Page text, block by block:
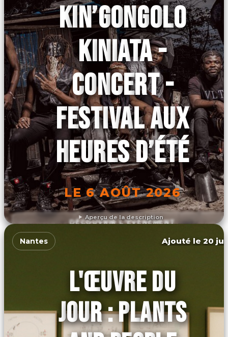
Aperçu de la description
KIN’GONGOLO
KINIATA -
CONCERT -
FESTIVAL AUX
HEURES D’ÉTÉ
LE 6 AOÛT 2026
DÉCOUVRIR L'ÉVÉNEMENT
Nantes Ajouté le 20
L'ŒUVRE DU
JOUR : PLANTS